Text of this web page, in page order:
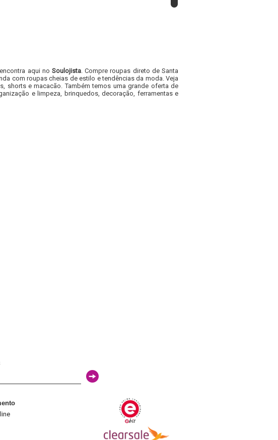
aqui no Soulojista. Compre roupas direto de Santa
com roupas cheias de estilo e tendências da moda. Veja
shorts e macacão. Também temos uma grande oferta de
e limpeza, brinquedos, decoração, ferramentas e